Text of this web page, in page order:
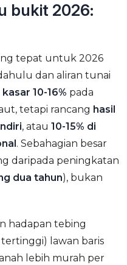
bukit 2026:
tepat untuk 2026
dan aliran tunai
kasar 10-16% pada
tetapi rancang hasil
, atau 10-15% di
. Sebahagian besar
daripada peningkatan
dua tahun), bukan
hadapan tebing
lawan baris
lebih murah per